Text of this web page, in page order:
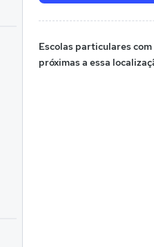
Escolas particulares
próximas a essa